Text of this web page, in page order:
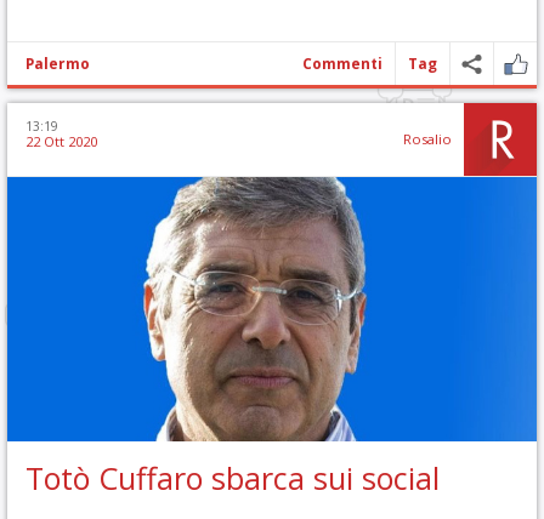
Palermo Commenti Tag
13:19
22 Ott 2020 Rosalio
Totò Cuffaro sbarca sui social